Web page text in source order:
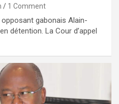
1 Comment
gabonais Alain-
détention. La Cour d’appel